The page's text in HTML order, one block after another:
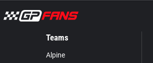
Teams
Alpine